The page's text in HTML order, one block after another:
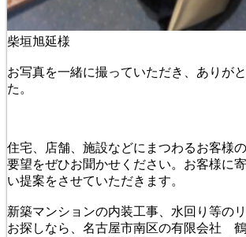
柴垣旭延様
お写真を一緒に撮っていただき、ありが
た。
住宅、店舗、施設などにまつわるお客様
要望をぜひお聞かせください。お客様に
い提案をさせていただきます。
新築マンションの内装工事、水回り等の
お探しなら、名古屋市南区の有限会社